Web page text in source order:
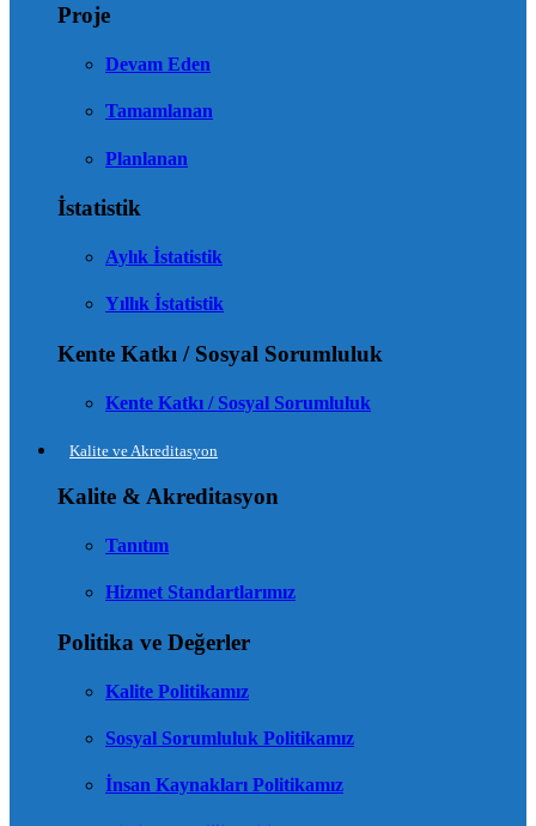
Proje
Devam Eden
Tamamlanan
Planlanan
İstatistik
Aylık İstatistik
Yıllık İstatistik
Kente Katkı / Sosyal Sorumluluk
Kente Katkı / Sosyal Sorumluluk
Kalite ve Akreditasyon
Kalite & Akreditasyon
Tanıtım
Hizmet Standartlarımız
Politika ve Değerler
Kalite Politikamız
Sosyal Sorumluluk Politikamız
İnsan Kaynakları Politikamız